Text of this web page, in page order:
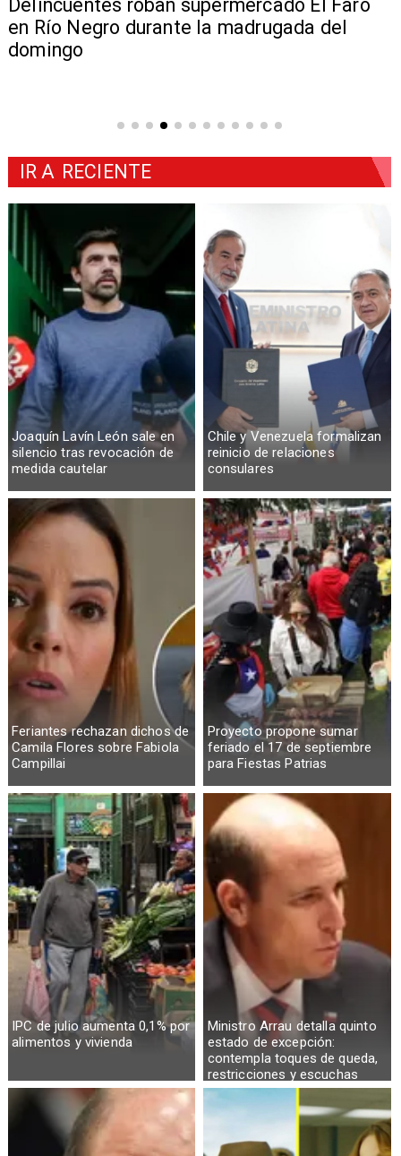
Delincuentes roban supermercado El Faro
en Río Negro durante la madrugada del
domingo
Joaquín Lavín León sale en
silencio tras revocación de
medida cautelar
Chile y Venezuela formalizan
reinicio de relaciones
consulares
Feriantes rechazan dichos de
Camila Flores sobre Fabiola
Campillai
Proyecto propone sumar
feriado el 17 de septiembre
para Fiestas Patrias
IPC de julio aumenta 0,1% por
alimentos y vivienda
Ministro Arrau detalla quinto
estado de excepción:
contempla toques de queda,
restricciones y escuchas
telefónicas en zonas críticas
IR A RECIENTE